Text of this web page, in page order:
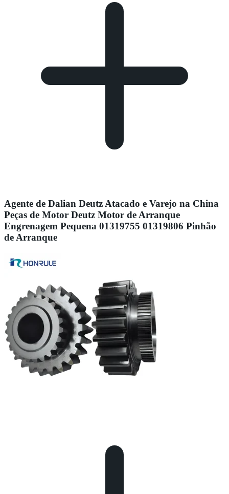
Agente de Dalian Deutz Atacado e Varejo na China
Peças de Motor Deutz Motor de Arranque
Engrenagem Pequena 01319755 01319806 Pinhão
de Arranque